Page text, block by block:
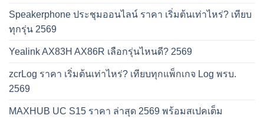
Speakerphone ประชุมออนไลน์ ราคา เริ่มต้นเท่าไหร่? เทียบ
ทุกรุ่น 2569
Yealink AX83H AX86R เลือกรุ่นไหนดี? 2569
zcrLog ราคา เริ่มต้นเท่าไหร่? เทียบทุกแพ็กเกจ Log พรบ.
2569
MAXHUB UC S15 ราคา ล่าสุด 2569 พร้อมสเปคเต็ม